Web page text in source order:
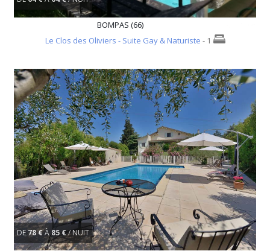
BOMPAS (66)
Le Clos des Oliviers - Suite Gay & Naturiste - 1
DE78 €À85 €/ NUIT